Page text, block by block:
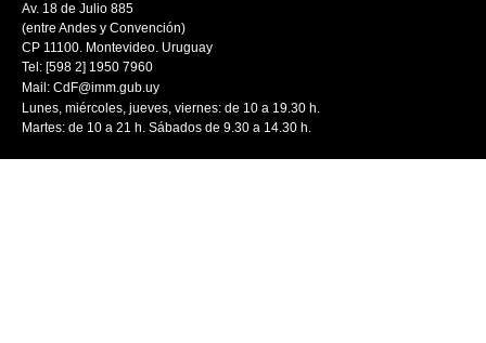
Av. 18 de Julio 885
(entre Andes y Convención)
CP 11100. Montevideo. Uruguay
Tel: [598 2] 1950 7960
Mail: CdF@imm.gub.uy
Lunes, miércoles, jueves, viernes: de 10 a 19.30 h.
Martes: de 10 a 21 h. Sábados de 9.30 a 14.30 h.